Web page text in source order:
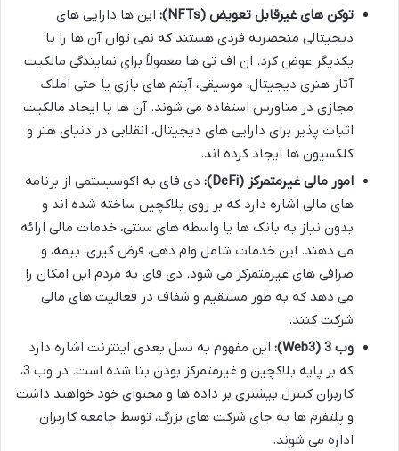
توکن های غیرقابل تعویض (NFTs):
این ها دارایی های
دیجیتالی منحصربه فردی هستند که نمی توان آن ها را با
یکدیگر عوض کرد. ان اف تی ها معمولاً برای نمایندگی مالکیت
آثار هنری دیجیتال، موسیقی، آیتم های بازی یا حتی املاک
مجازی در متاورس استفاده می شوند. آن ها با ایجاد مالکیت
اثبات پذیر برای دارایی های دیجیتال، انقلابی در دنیای هنر و
کلکسیون ها ایجاد کرده اند.
امور مالی غیرمتمرکز (DeFi):
دی فای به اکوسیستمی از برنامه
های مالی اشاره دارد که بر روی بلاکچین ساخته شده اند و
بدون نیاز به بانک ها یا واسطه های سنتی، خدمات مالی ارائه
می دهند. این خدمات شامل وام دهی، قرض گیری، بیمه، و
صرافی های غیرمتمرکز می شود. دی فای به مردم این امکان را
می دهد که به طور مستقیم و شفاف در فعالیت های مالی
شرکت کنند.
وب 3 (Web3):
این مفهوم به نسل بعدی اینترنت اشاره دارد
که بر پایه بلاکچین و غیرمتمرکز بودن بنا شده است. در وب 3،
کاربران کنترل بیشتری بر داده ها و محتوای خود خواهند داشت
و پلتفرم ها به جای شرکت های بزرگ، توسط جامعه کاربران
اداره می شوند.